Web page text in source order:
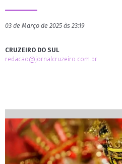
03 de Março de 2025 às 23:19
CRUZEIRO DO SUL
redacao@jornalcruzeiro.com.br